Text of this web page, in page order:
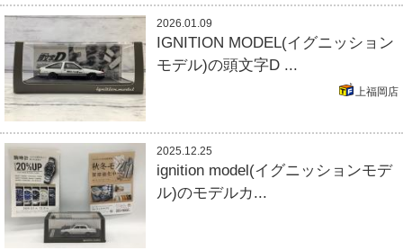
2026.01.09
IGNITION MODEL(イグニッション
モデル)の頭文字D ...
上福岡店
2025.12.25
ignition model(イグニッションモデ
ル)のモデルカ...